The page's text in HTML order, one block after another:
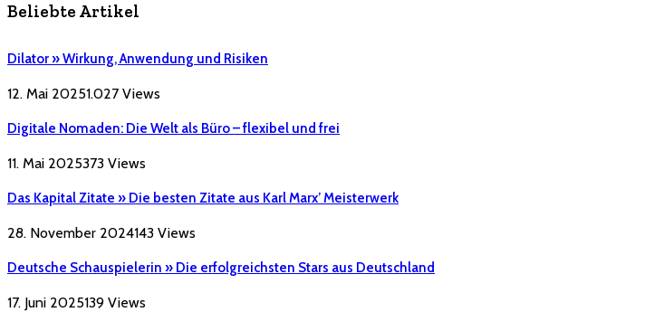
Beliebte Artikel
Dilator » Wirkung, Anwendung und Risiken
12. Mai 20251.027 Views
Digitale Nomaden: Die Welt als Büro – flexibel und frei
11. Mai 2025373 Views
Das Kapital Zitate » Die besten Zitate aus Karl Marx’ Meisterwerk
28. November 2024143 Views
Deutsche Schauspielerin » Die erfolgreichsten Stars aus Deutschland
17. Juni 2025139 Views